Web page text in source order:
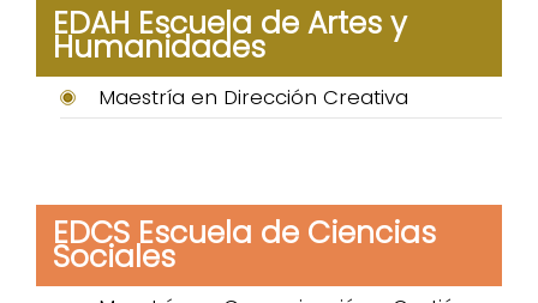
EDAH Escuela de Artes y
Humanidades
Maestría en Dirección Creativa
EDCS Escuela de Ciencias
Sociales